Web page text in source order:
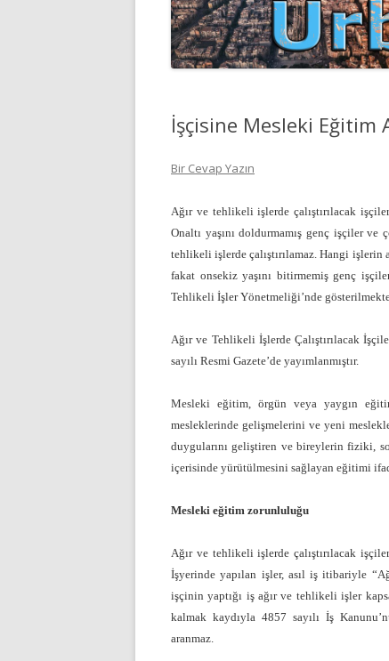
İşçisine Mesleki Eğitim
Bir Cevap Yazın
Ağır ve tehlikeli işlerde çalıştırılacak
Onaltı yaşını doldurmamış genç işçiler
tehlikeli işlerde çalıştırılamaz. Hangi işlerin
fakat onsekiz yaşını bitirmemiş genç
Tehlikeli İşler Yönetmeliği’nde
Ağır ve Tehlikeli İşlerde Çalıştırılacak
sayılı Resmi Gazete’de yayımlanmıştır.
Mesleki eğitim, örgün veya yaygın
mesleklerinde gelişmelerini ve yeni
duygularını geliştiren ve bireylerin fiziki,
içerisinde yürütülmesini sağlayan eğitimi
Mesleki eğitim zorunluluğu
Ağır ve tehlikeli işlerde çalıştırılacak
İşyerinde yapılan işler, asıl iş itibariyle
işçinin yaptığı iş ağır ve tehlikeli işler
kalmak kaydıyla 4857 sayılı İş
aranmaz.